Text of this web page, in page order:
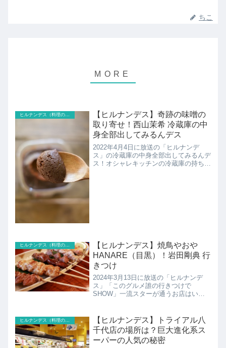
ちこ
ヒルナンデス（料理のレシピ以外）
【ヒルナンデス】奇跡の味噌の
取り寄せ！西山茉希 冷蔵庫の中
身全部出してみるんデス
2022年4月4日に放送の「ヒルナンデ
ス」の冷蔵庫の中身全部出してみるんデ
ス！オシャレキッチンの冷蔵庫の持ち主
ヒルナンデス（料理のレシピ以外）
【ヒルナンデス】焼鳥やおや
HANARE（目黒）！岩田剛典 行
きつけ
2024年3月13日に放送の「ヒルナンデ
ス」「このグルメ誰の行きつけで
SHOW」一流スターが通うお店はいっ
作肉料理東京・目黒区 やおやHANARE
の紹介です！
ヒルナンデス（料理のレシピ以外）
【ヒルナンデス】トライアル八
千代店の場所は？巨大進化系ス
ーパーの人気の秘密